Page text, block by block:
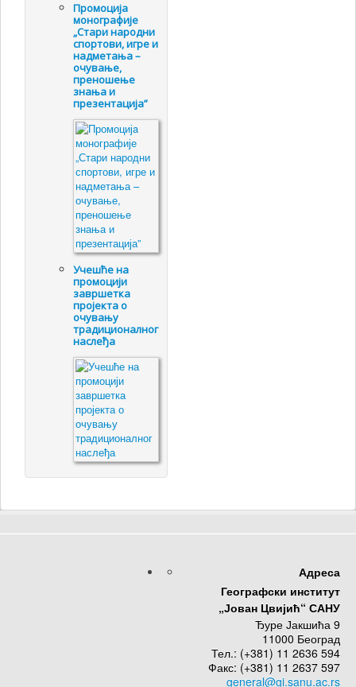
Промоцијa
монографије
„Стари народни
спортови, игре и
надметања –
очување,
преношење
знања и
презентација”
Учешће на
промоцији
завршетка
пројекта о
очувању
традиционалног
наслеђа
Адреса
Географски институт
„Јован Цвијић“ САНУ
Ђуре Јакшића 9
11000 Београд
Тел.: (+381) 11 2636 594
Факс: (+381) 11 2637 597